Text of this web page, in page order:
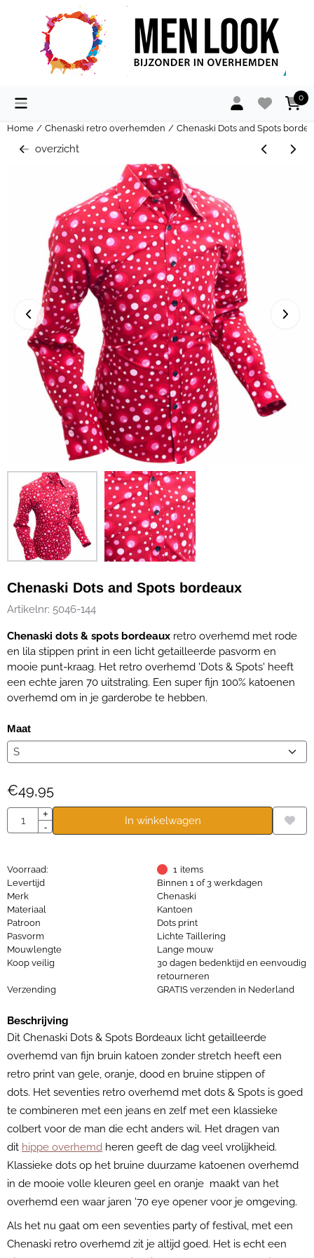
Cookievoorkeuren zijn momenteel gesloten.
0
Home / Chenaski retro overhemden / Chenaski Dots and Spots
overzicht
Chenaski Dots and Spots bordeaux
Artikelnr: 5046-144
Chenaski dots & spots bordeaux retro overhemd met rode
en lila stippen print in een licht getailleerde pasvorm en
mooie punt-kraag. Het retro overhemd 'Dots & Spots' heeft
een echte jaren 70 uitstraling. Een super fijn 100% katoenen
overhemd om in je garderobe te hebben.
Maat
€49,95
+
-
In winkelwagen
Voorraad: 1 items
Levertijd
Binnen 1 of 3 werkdagen
Merk
Chenaski
Materiaal
Kantoen
Patroon
Dots print
Pasvorm
Lichte Taillering
Mouwlengte
Lange mouw
Koop veilig
30 dagen bedenktijd en eenvoudig
retourneren
Verzending
GRATIS verzenden in Nederland
Beschrijving
Dit Chenaski Dots & Spots Bordeaux licht getailleerde
overhemd van fijn bruin katoen zonder stretch heeft een
retro print van gele, oranje, dood en bruine stippen of
dots. Het seventies retro overhemd met dots & Spots is goed
te combineren met een jeans en zelf met een klassieke
colbert voor de man die echt anders wil. Het dragen van
dit hippe overhemd heren geeft de dag veel vrolijkheid.
Klassieke dots op het bruine duurzame katoenen overhemd
in de mooie volle kleuren geel en oranje maakt van het
overhemd een waar jaren '70 eye opener voor je omgeving.
Als het nu gaat om een seventies party of festival, met een
Chenaski retro overhemd zit je altijd goed. Het is echt een